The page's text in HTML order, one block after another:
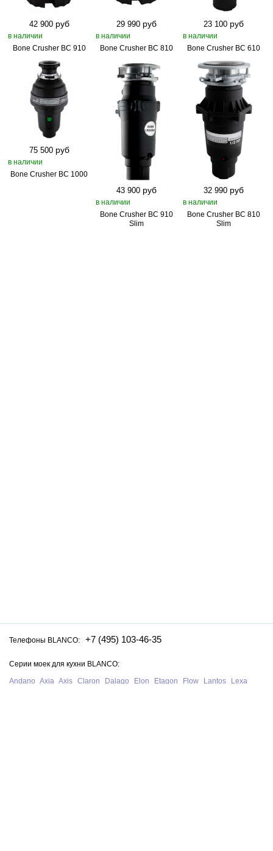
42 900 руб
в наличии
Bone Crusher BC 910
29 990 руб
в наличии
Bone Crusher BC 810
23 100 руб
в наличии
Bone Crusher BC 610
75 500 руб
в наличии
Bone Crusher BC 1000
43 900 руб
в наличии
Bone Crusher BC 910
Slim
32 990 руб
в наличии
Bone Crusher BC 810
Slim
Телефоны BLANCO: +7 (495) 103-46-35
Серии моек для кухни BLANCO:
Andano Axia Axis Claron Dalago Elon Etagon Flow Lantos
Lexa